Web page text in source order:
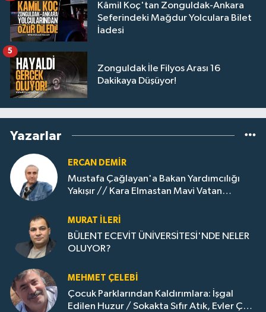
Kâmil Koç'tan Zonguldak-Ankara
Seferindeki Mağdur Yolculara Bilet
İadesi
Zonguldak İle Filyos Arası 16
Dakikaya Düşüyor!
5
Yazarlar
ERCAN DEMIR
Mustafa Çağlayan'a Bakan Yardımcılığı
Yakışır // ​Kara Elmastan Mavi Vatan
MURAT İLERI
BÜLENT ECEVİT ÜNİVERSİTESİ'NDE NELER
OLUYOR?
MEHMET ÇELEBI
Çocuk Parklarından Kaldırımlara: İşgal
Edilen Huzur / Sokakta Sıfır Atık, Evler Çöp